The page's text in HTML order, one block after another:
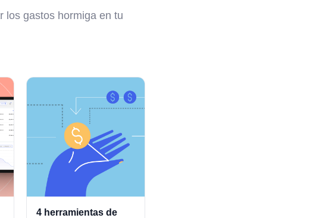
los gastos hormiga en tu
4 herramientas de